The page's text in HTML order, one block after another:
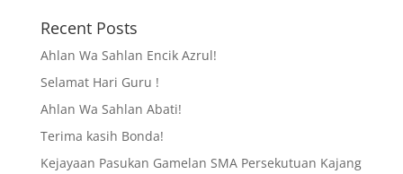
Recent Posts
Ahlan Wa Sahlan Encik Azrul!
Selamat Hari Guru !
Ahlan Wa Sahlan Abati!
Terima kasih Bonda!
Kejayaan Pasukan Gamelan SMA Persekutuan Kajang